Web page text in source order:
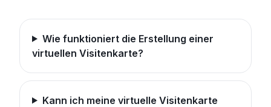
Wie funktioniert die Erstellung einer
virtuellen Visitenkarte?
Kann ich meine virtuelle Visitenkarte